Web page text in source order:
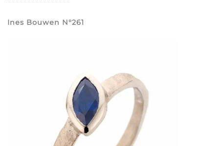
Ines Bouwen N°261